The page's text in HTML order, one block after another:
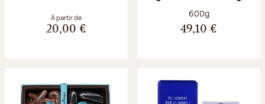
À partir de
20,00 €
Poids net :
600g
49,10 €